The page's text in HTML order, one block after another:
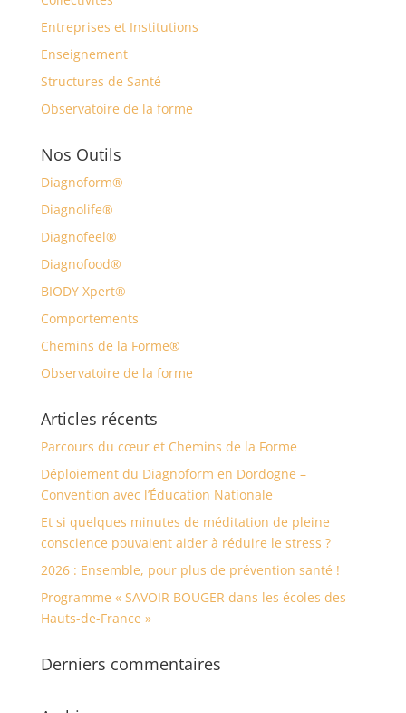
Entreprises et Institutions
Enseignement
Structures de Santé
Observatoire de la forme
Nos Outils
Diagnoform®
Diagnolife®
Diagnofeel®
Diagnofood®
BIODY Xpert®
Comportements
Chemins de la Forme®
Observatoire de la forme
Articles récents
Parcours du cœur et Chemins de la Forme
Déploiement du Diagnoform en Dordogne –
Convention avec l’Éducation Nationale
Et si quelques minutes de méditation de pleine
conscience pouvaient aider à réduire le stress ?
2026 : Ensemble, pour plus de prévention santé !
Programme « SAVOIR BOUGER dans les écoles des
Hauts-de-France »
Derniers commentaires